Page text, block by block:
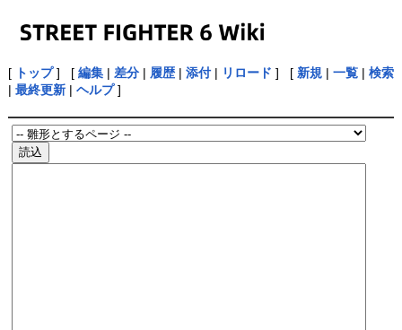
[ トップ] [ 編集| 差分| 履歴| 添付| リロード ] [ 新規| 一覧| 検索
| 最終更新| ヘルプ]